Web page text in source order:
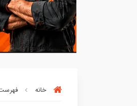
خانه